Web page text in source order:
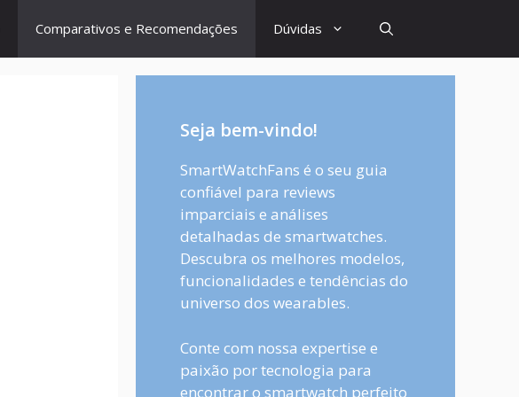
Comparativos e Recomendações Dúvidas
Seja bem-vindo!
SmartWatchFans é o seu guia
confiável para reviews
imparciais e análises
detalhadas de smartwatches.
Descubra os melhores modelos,
funcionalidades e tendências do
universo dos wearables.
Conte com nossa expertise e
paixão por tecnologia para
encontrar o smartwatch perfeito